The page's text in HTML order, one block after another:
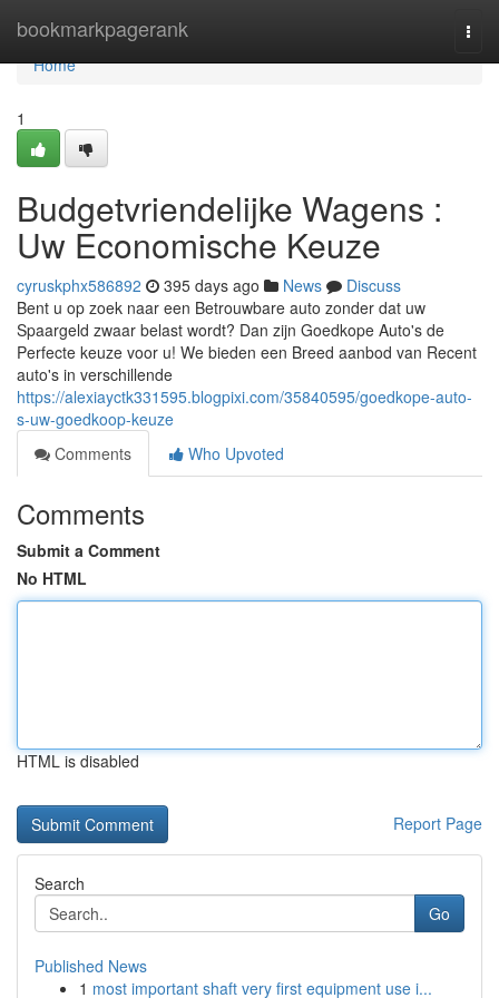
bookmarkpagerank
Home
Home
1
Budgetvriendelijke Wagens :
Uw Economische Keuze
cyruskphx586892 395 days ago News
Discuss
Bent u op zoek naar een Betrouwbare auto zonder dat uw
Spaargeld zwaar belast wordt? Dan zijn Goedkope Auto's de
Perfecte keuze voor u! We bieden een Breed aanbod van Recent
auto's in verschillende
https://alexiayctk331595.blogpixi.com/35840595/goedkope-auto-
s-uw-goedkoop-keuze
Comments
Who Upvoted
Comments
Submit a Comment
No HTML
HTML is disabled
Report Page
Search
Go
Published News
1 most important shaft very first equipment use i...